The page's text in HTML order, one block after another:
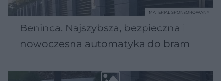
Beninca. Najszybsza, bezpieczna i
nowoczesna automatyka do bram
MATERIAŁ SPONSOROWANY